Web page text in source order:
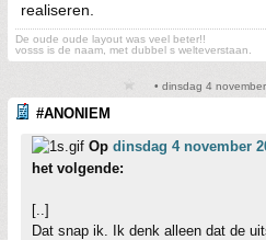
realiseren.
De oude oude layout was veel beter!!
vosss is de naam, met dubbel s welteverstaan.
• dinsdag 4
#ANONIEM
Op dinsdag 4 november
het volgende:
[..]
Dat snap ik. Ik denk alleen dat de